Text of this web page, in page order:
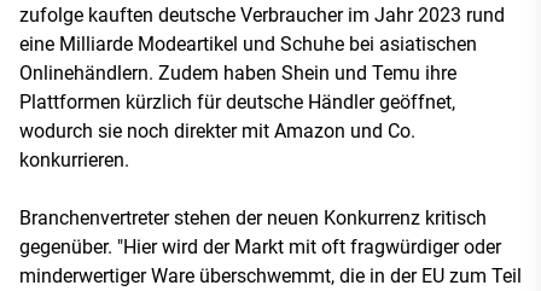
zufolge kauften deutsche Verbraucher im Jahr 2023 rund
eine Milliarde Modeartikel und Schuhe bei asiatischen
Onlinehändlern. Zudem haben Shein und Temu ihre
Plattformen kürzlich für deutsche Händler geöffnet,
wodurch sie noch direkter mit Amazon und Co.
konkurrieren.
Branchenvertreter stehen der neuen Konkurrenz kritisch
gegenüber. "Hier wird der Markt mit oft fragwürdiger oder
minderwertiger Ware überschwemmt, die in der EU zum Teil